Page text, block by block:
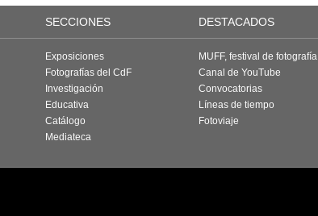
SECCIONES DESTACADOS
Exposiciones
Fotografías del CdF
Investigación
Educativa
Catálogo
Mediateca
MUFF, festival de fotografía
Canal de YouTube
Convocatorias
Líneas de tiempo
Fotoviaje